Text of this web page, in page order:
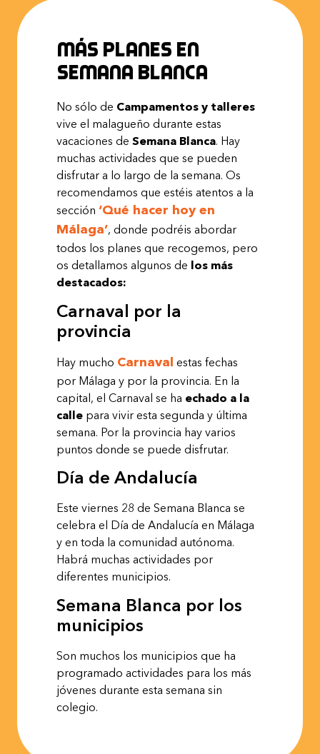
Más planes en
Semana Blanca
No sólo de Campamentos y talleres
vive el malagueño durante estas
vacaciones de Semana Blanca. Hay
muchas actividades que se pueden
disfrutar a lo largo de la semana. Os
recomendamos que estéis atentos a la
sección ‘Qué hacer hoy en
Málaga’, donde podréis abordar
todos los planes que recogemos, pero
os detallamos algunos de los más
destacados:
Carnaval por la
provincia
Hay mucho Carnaval estas fechas
por Málaga y por la provincia. En la
capital, el Carnaval se ha echado a la
calle para vivir esta segunda y última
semana. Por la provincia hay varios
puntos donde se puede disfrutar.
Día de Andalucía
Este viernes 28 de Semana Blanca se
celebra el Día de Andalucía en Málaga
y en toda la comunidad autónoma.
Habrá muchas actividades por
diferentes municipios.
Semana Blanca por los
municipios
Son muchos los municipios que ha
programado actividades para los más
jóvenes durante esta semana sin
colegio.